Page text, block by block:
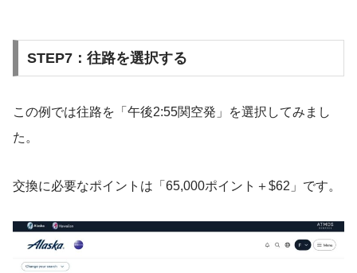
STEP7：往路を選択する
この例では往路を「午後2:55関空発」を選択してみまし
た。
交換に必要なポイントは「65,000ポイント＋$62」です。